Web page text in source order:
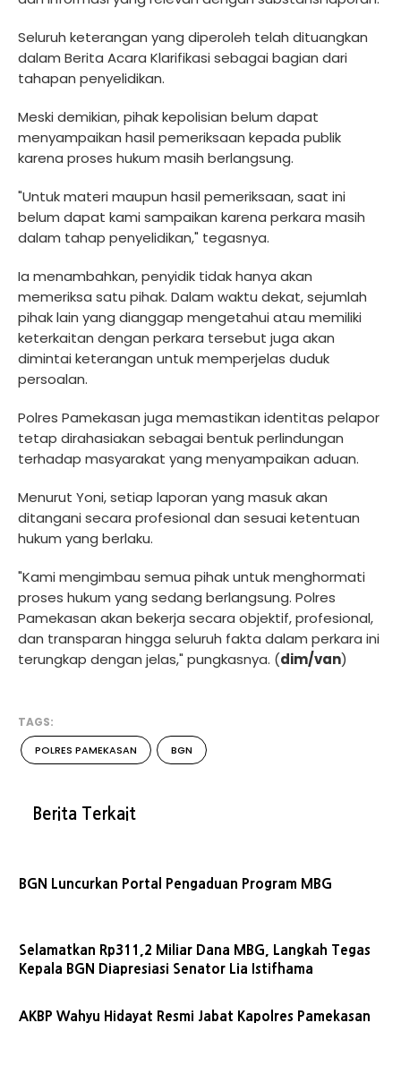
Seluruh keterangan yang diperoleh telah dituangkan
dalam Berita Acara Klarifikasi sebagai bagian dari
tahapan penyelidikan.
Meski demikian, pihak kepolisian belum dapat
menyampaikan hasil pemeriksaan kepada publik
karena proses hukum masih berlangsung.
"Untuk materi maupun hasil pemeriksaan, saat ini
belum dapat kami sampaikan karena perkara masih
dalam tahap penyelidikan," tegasnya.
Ia menambahkan, penyidik tidak hanya akan
memeriksa satu pihak. Dalam waktu dekat, sejumlah
pihak lain yang dianggap mengetahui atau memiliki
keterkaitan dengan perkara tersebut juga akan
dimintai keterangan untuk memperjelas duduk
persoalan.
Polres Pamekasan juga memastikan identitas pelapor
tetap dirahasiakan sebagai bentuk perlindungan
terhadap masyarakat yang menyampaikan aduan.
Menurut Yoni, setiap laporan yang masuk akan
ditangani secara profesional dan sesuai ketentuan
hukum yang berlaku.
"Kami mengimbau semua pihak untuk menghormati
proses hukum yang sedang berlangsung. Polres
Pamekasan akan bekerja secara objektif, profesional,
dan transparan hingga seluruh fakta dalam perkara ini
terungkap dengan jelas," pungkasnya. (dim/van)
TAGS:
POLRES PAMEKASAN BGN
Berita Terkait
BGN Luncurkan Portal Pengaduan Program MBG
Selamatkan Rp311,2 Miliar Dana MBG, Langkah Tegas
Kepala BGN Diapresiasi Senator Lia Istifhama
AKBP Wahyu Hidayat Resmi Jabat Kapolres Pamekasan